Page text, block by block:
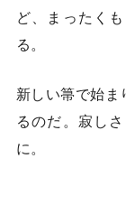
ど、まったく
る。
新しい箒で始ま
るのだ。寂し
に。